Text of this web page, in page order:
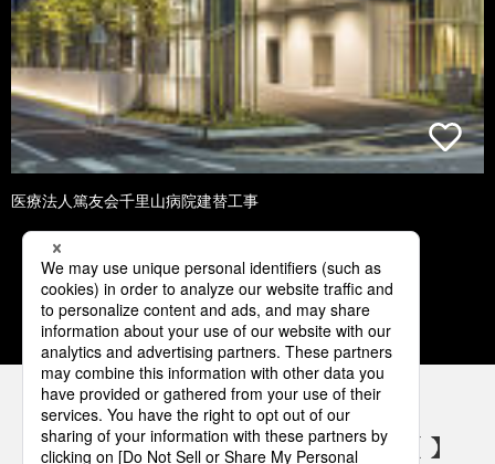
医療法人篤友会千里山病院建替工事
3 4 5 6 7
パナソニックの電気設備 SNSアカウント